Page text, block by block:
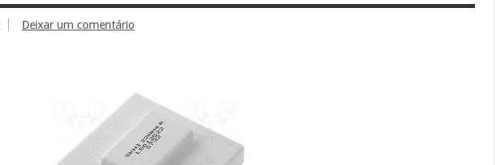
Deixar um comentário